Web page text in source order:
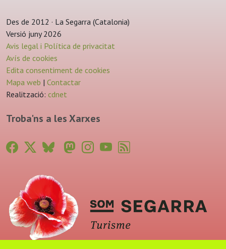
Des de 2012 · La Segarra (Catalonia)
Versió juny 2026
Avis legal i Política de privacitat
Avís de cookies
Edita consentiment de cookies
Mapa web | Contactar
Realització: cdnet
Troba'ns a les Xarxes